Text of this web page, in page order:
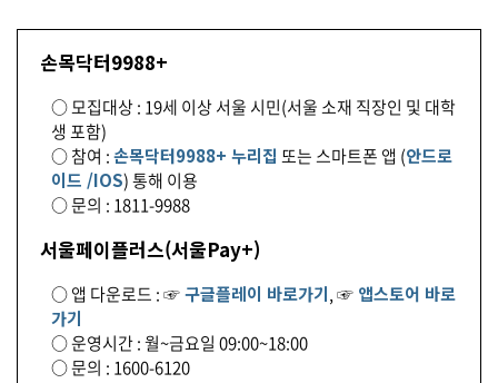
손목닥터9988+
○ 모집대상 : 19세 이상 서울 시민(서울 소재 직장인 및 대학
생 포함)
○ 참여 :손목닥터9988+ 누리집 또는 스마트폰 앱 (안드로
이드 /IOS) 통해 이용
○ 문의 : 1811-9988
서울페이플러스(서울Pay+)
○ 앱 다운로드 : ☞구글플레이 바로가기, ☞ 앱스토어 바로
가기
○ 운영시간 : 월~금요일 09:00~18:00
○ 문의 : 1600-6120